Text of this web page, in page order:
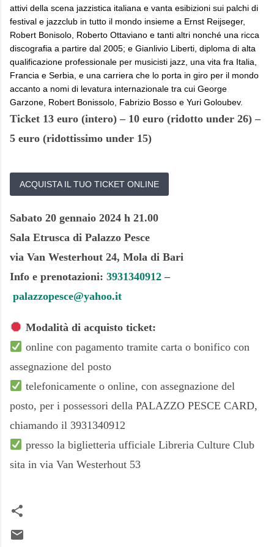
attivi della scena jazzistica italiana e vanta esibizioni sui palchi di
festival e jazzclub in tutto il mondo insieme a Ernst Reijseger,
Robert Bonisolo, Roberto Ottaviano e tanti altri nonché una ricca
discografia a partire dal 2005; e Gianlivio Liberti, diploma di alta
qualificazione professionale per musicisti jazz, una vita fra Italia,
Francia e Serbia, e una carriera che lo porta in giro per il mondo
accanto a nomi di levatura internazionale tra cui George
Garzone, Robert Bonissolo, Fabrizio Bosso e Yuri Goloubev.
Ticket 13 euro (intero) – 10 euro (ridotto under 26) –
5 euro (ridottissimo under 15)
ACQUISTA IL TUO TICKET ONLINE
Sabato 20 gennaio 2024 h 21.00
Sala Etrusca di Palazzo Pesce
via Van Westerhout 24, Mola di Bari
Info e prenotazioni: 3931340912 –
palazzopesce@yahoo.it
Modalità di acquisto ticket:
online con pagamento tramite carta o bonifico con
assegnazione del posto
telefonicamente o online, con assegnazione del
posto, per i possessori della PALAZZO PESCE CARD,
chiamando il 3931340912
presso la biglietteria ufficiale Libreria Culture Club
sita in via Van Westerhout 53